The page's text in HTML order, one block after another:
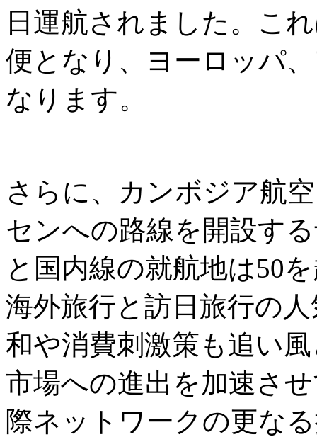
日運航されました。こ
便となり、ヨーロッパ
なります。
さらに、カンボジア航
センへの路線を開設す
と国内線の就航地は50
海外旅行と訪日旅行の
和や消費刺激策も追い
市場への進出を加速さ
際ネットワークの更な